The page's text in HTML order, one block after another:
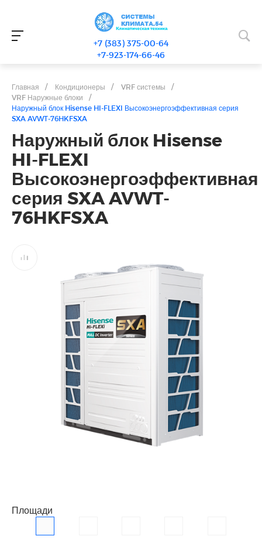
+7 (383) 375-00-64
+7-923-174-66-46
Главная / Кондиционеры / VRF системы
/
VRF Наружные блоки
/
Наружный блок Hisense HI-FLEXI Высокоэнергоэффективная серия
SXA AVWT-76HKFSXA
Наружный блок Hisense
HI-FLEXI
Высокоэнергоэффективная
серия SXA AVWT-
76HKFSXA
Площади